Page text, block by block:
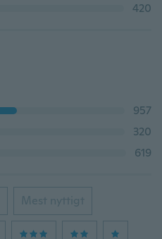
420
957
320
619
Mest nyttigt